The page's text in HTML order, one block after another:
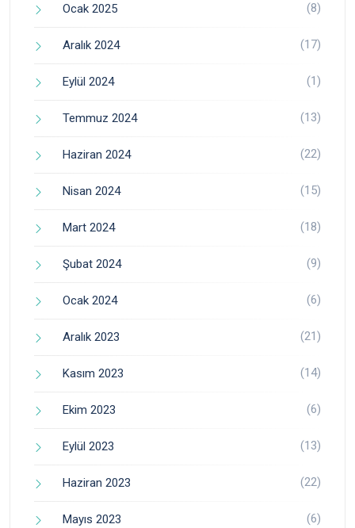
Ocak 2025 (8)
Aralık 2024 (17)
Eylül 2024 (1)
Temmuz 2024 (13)
Haziran 2024 (22)
Nisan 2024 (15)
Mart 2024 (18)
Şubat 2024 (9)
Ocak 2024 (6)
Aralık 2023 (21)
Kasım 2023 (14)
Ekim 2023 (6)
Eylül 2023 (13)
Haziran 2023 (22)
Mayıs 2023 (6)